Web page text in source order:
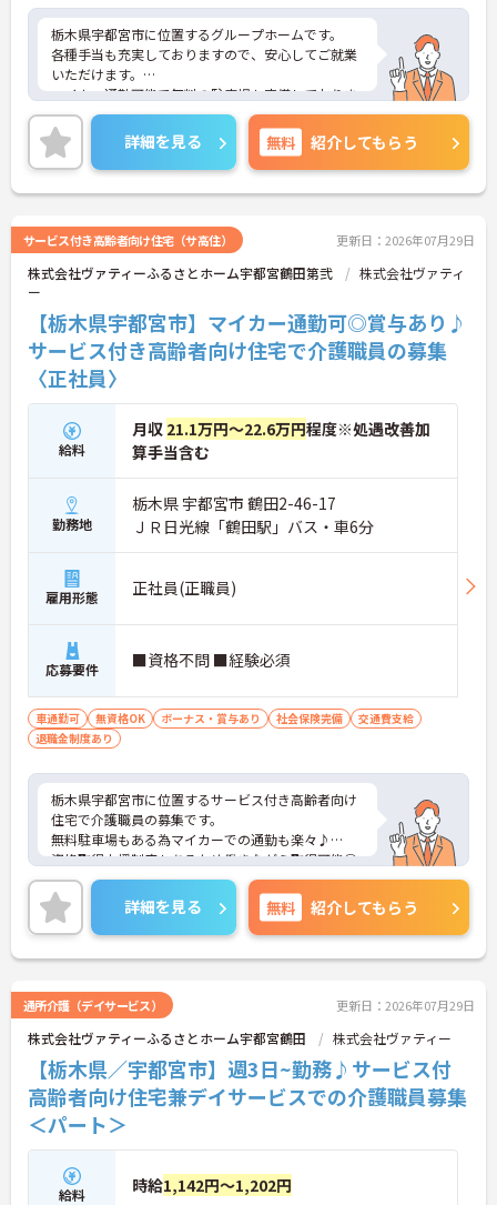
栃木県宇都宮市に位置するグループホームです。
各種手当も充実しておりますので、安心してご就業
いただけます。
マイカー通勤可能で無料の駐車場も完備しておりま
す。
ご興味のある方には、面接対策ポイントなど、さら
に詳細をお話しいたしますのでお気軽にご相談くだ
さい！
詳細を見る 無料 紹介してもらう
サービス付き高齢者向け住宅（サ高住） 更新日：2026年07月29日
株式会社ヴァティーふるさとホーム宇都宮鶴田第弐
株式会社ヴァティ
ー
【栃木県宇都宮市】マイカー通勤可◎賞与あり♪
サービス付き高齢者向け住宅で介護職員の募集
〈正社員〉
給料
月収 21.1万円～22.6万円程度※処遇改善加
算手当含む
勤務地
栃木県 宇都宮市 鶴田2-46-17
ＪＲ日光線「鶴田駅」バス・車6分
雇用形態 正社員(正職員)
応募要件 ■資格不問 ■経験必須
車通勤可 無資格OK ボーナス・賞与あり 社会保険完備
交通費支給
退職金制度あり
栃木県宇都宮市に位置するサービス付き高齢者向け
住宅で介護職員の募集です。
無料駐車場もある為マイカーでの通勤も楽々♪
資格取得支援制度もあるため働きながら取得可能◎
丁寧な研修とフォロー体制で、ご自身のスキルアッ
プもできます！また昇給や賞与制度があり、頑張り
が評価されてしっかりと還元されます。しっかりと
したフォロー体制で、経験に関わらず安心してスタ
ートできます。
ントもお伝えしますので是非ご応募お待ちしており
ます。
詳細を見る 無料 紹介してもらう
通所介護（デイサービス） 更新日：2026年07月29日
株式会社ヴァティーふるさとホーム宇都宮鶴田 株式会社ヴァティー
【栃木県／宇都宮市】週3日~勤務♪サービス付
高齢者向け住宅兼デイサービスでの介護職員募集
＜パート＞
給料 時給1,142円～1,202円